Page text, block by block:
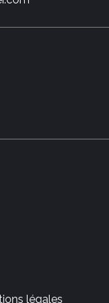
légales